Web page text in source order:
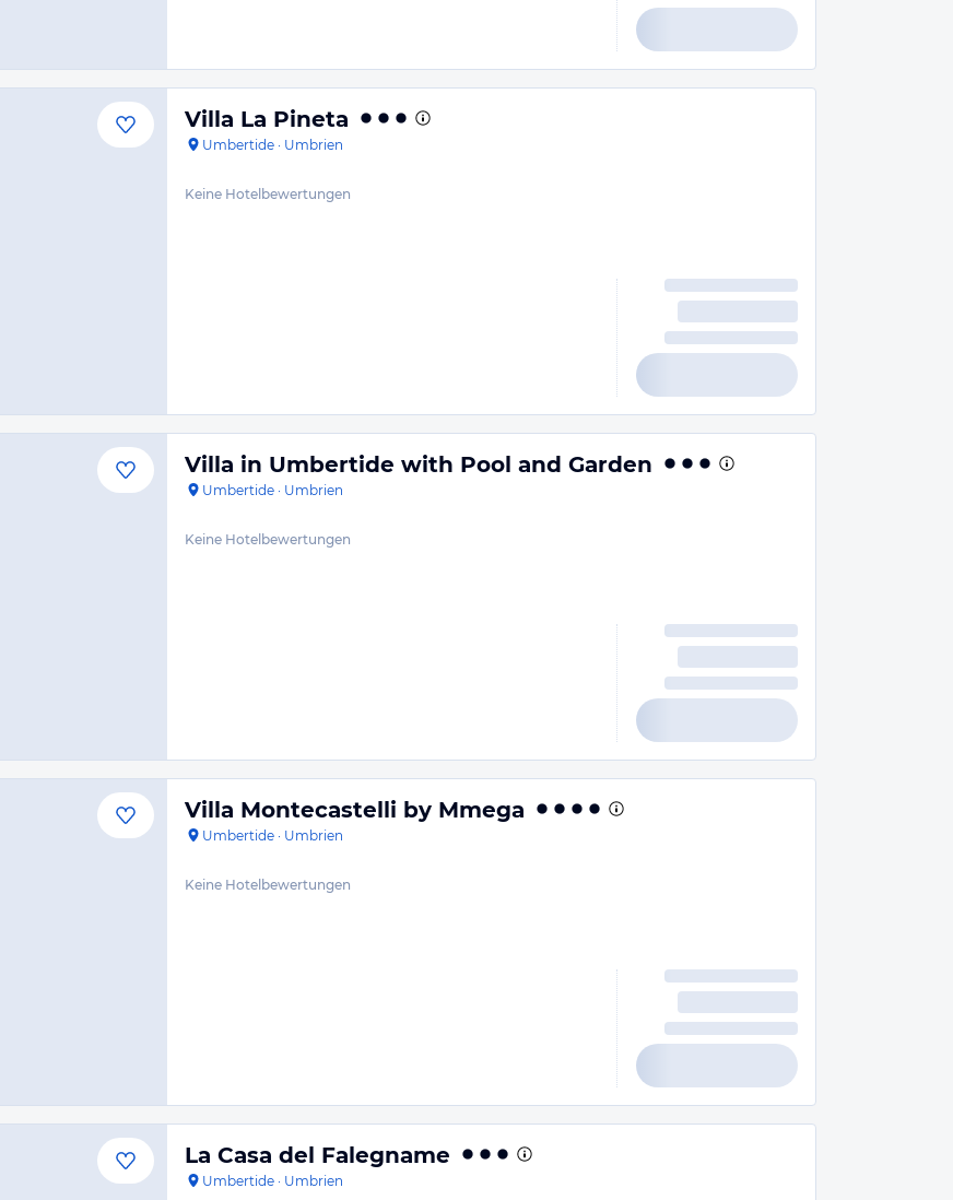
Villa La Pineta
Umbertide · Umbrien
Keine Hotelbewertungen
Villa in Umbertide with Pool and Garden
Umbertide · Umbrien
Keine Hotelbewertungen
Villa Montecastelli by Mmega
Umbertide · Umbrien
Keine Hotelbewertungen
La Casa del Falegname
Umbertide · Umbrien